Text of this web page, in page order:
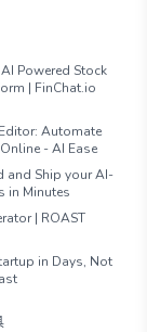
Powered Stock
| FinChat.io
Automate
- AI Ease
and Ship your AI-
in Minutes
| ROAST
in Days, Not